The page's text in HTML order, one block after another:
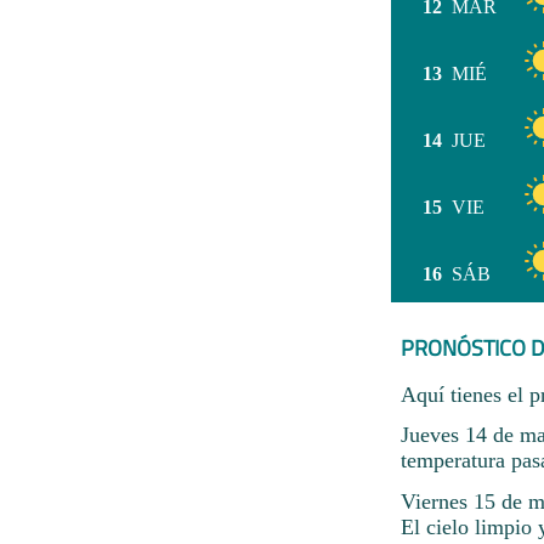
12 MAR
13 MIÉ
14 JUE
15 VIE
16 SÁB
PRONÓSTICO
Aquí tienes el
Jueves 14 de
temperatura
Viernes 15 de
El cielo limpio